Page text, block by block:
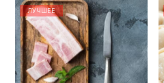
ЛУЧШЕЕ